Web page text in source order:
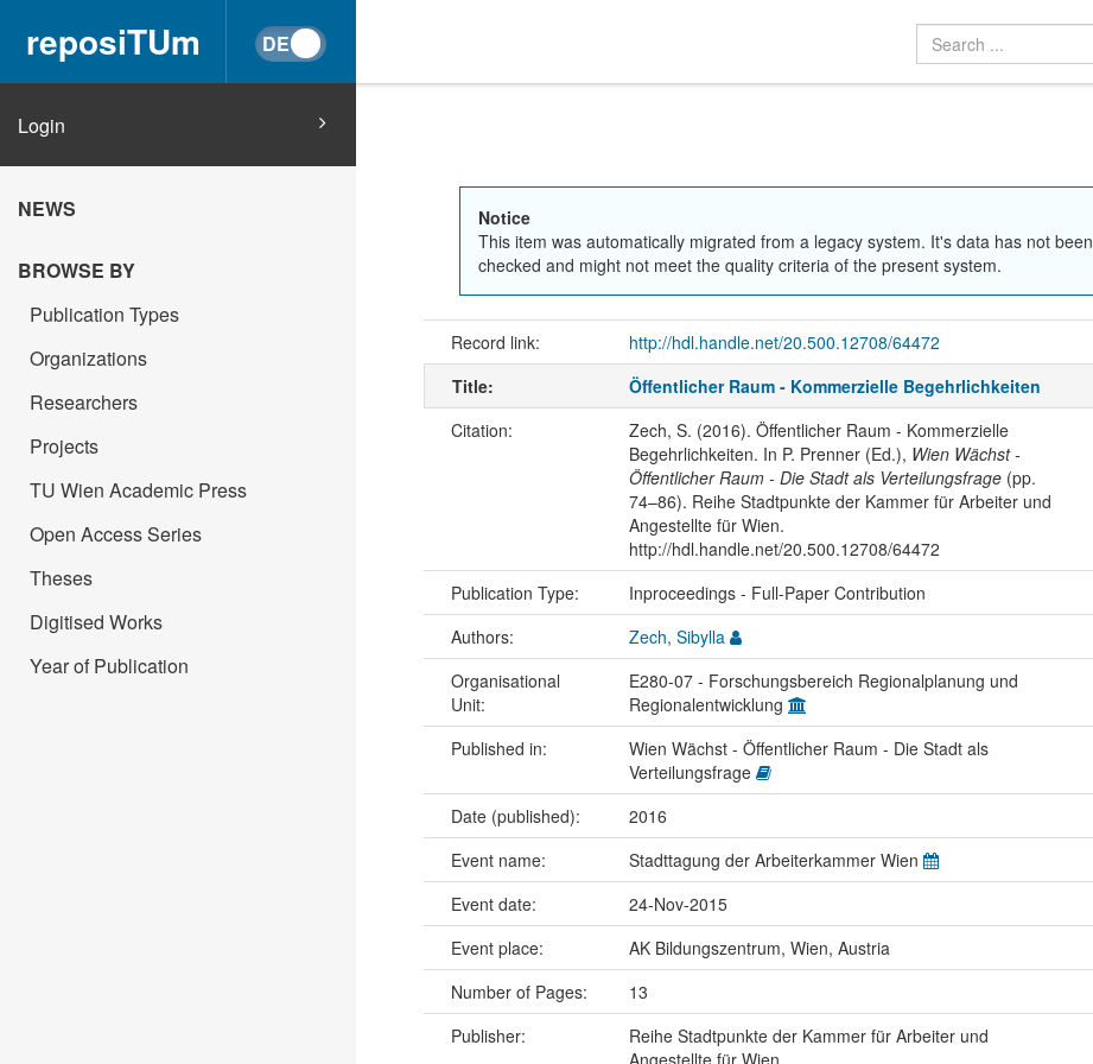
reposiTUm
Login
NEWS
BROWSE BY
Publication Types
Organizations
Researchers
Projects
TU Wien Academic Press
Open Access Series
Theses
Digitised Works
Year of Publication
Notice
This item was automatically migrated from a legacy system. It's data has not been
checked and might not meet the quality criteria of the present system.
Record link: http://hdl.handle.net/20.500.12708/64472
Title:
Öffentlicher Raum - Kommerzielle Begehrlichkeiten
Citation:
Zech, S. (2016). Öffentlicher Raum - Kommerzielle
Begehrlichkeiten. In P. Prenner (Ed.), Wien Wächst -
Öffentlicher Raum - Die Stadt als Verteilungsfrage(pp.
74–86). Reihe Stadtpunkte der Kammer für Arbeiter und
Angestellte für Wien.
http://hdl.handle.net/20.500.12708/64472
Publication Type: Inproceedings - Full-Paper Contribution
Authors:
Zech, Sibylla
Organisational
Unit:
E280-07 - Forschungsbereich Regionalplanung und
Regionalentwicklung
Published in:
Wien Wächst - Öffentlicher Raum - Die Stadt als
Verteilungsfrage
Date (published): 2016
Event name:
Stadttagung der Arbeiterkammer Wien
Event date:
24-Nov-2015
Event place:
AK Bildungszentrum, Wien, Austria
Number of Pages:
13
Publisher:
Reihe Stadtpunkte der Kammer für Arbeiter und
Angestellte für Wien